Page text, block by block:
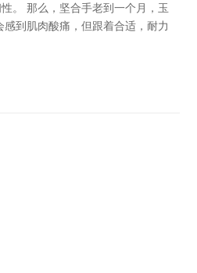
。 那么，坚合手老到一个月，玉
到肌肉酸痛，但跟着合适，耐力